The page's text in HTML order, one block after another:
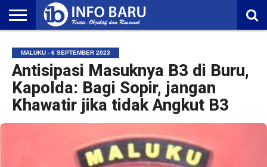
NASIONAL
AMBONIA
MALUKU
EKONOMI
POLITIK
OLAHRAGA
LIFESTYLE
REDAKSI
MALUKU - 6 SEPTEMBER 2023
Antisipasi Masuknya B3 di Buru,
Kapolda: Bagi Sopir, jangan
Khawatir jika tidak Angkut B3